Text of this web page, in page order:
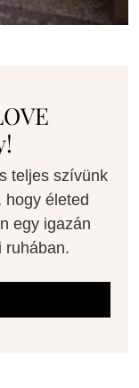
teljes szívünk
hogy életed
egy igazán
ruhában.